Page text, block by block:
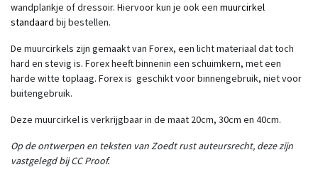
wandplankje of dressoir. Hiervoor kun je ook een muurcirkel
standaard bij bestellen.
De muurcirkels zijn gemaakt van Forex, een licht materiaal dat toch
hard en stevig is. Forex heeft binnenin een schuimkern, met een
harde witte toplaag. Forex is geschikt voor binnengebruik, niet voor
buitengebruik.
Deze muurcirkel is verkrijgbaar in de maat 20cm, 30cm en 40cm.
Op de ontwerpen en teksten van Zoedt rust auteursrecht, deze zijn
vastgelegd bij CC Proof.